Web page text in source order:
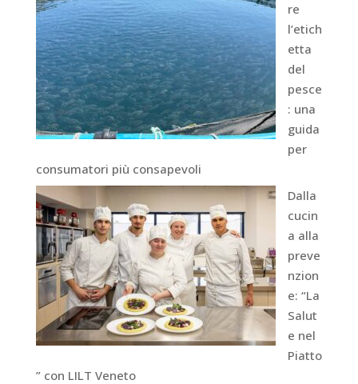
re
l’etich
etta
del
pesce
: una
guida
per
consumatori più consapevoli
Dalla
cucin
a alla
preve
nzion
e: “La
Salut
e nel
Piatto
” con LILT Veneto